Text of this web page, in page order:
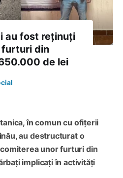
au fost reținuți
furturi din
de lei
în comun cu ofițerii
au destructurat o
unor furturi din
implicați în activități